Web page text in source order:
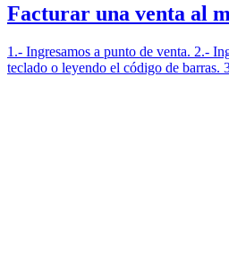
Facturar una venta al
1.- Ingresamos a punto de venta. 2.-
teclado o leyendo el código de